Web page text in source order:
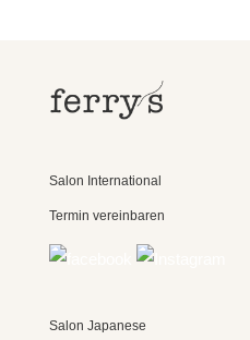
Salon International
Termin vereinbaren
Salon Japanese